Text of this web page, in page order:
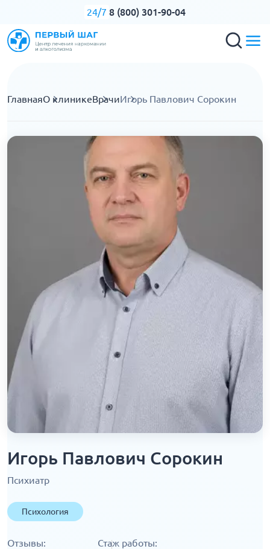
24/7 8 (800) 301-90-04
ГлавнаяО клиникеВрачиИгорь Павлович Сорокин
Игорь Павлович Сорокин
Психиатр
Психология
Отзывы:
Стаж работы: